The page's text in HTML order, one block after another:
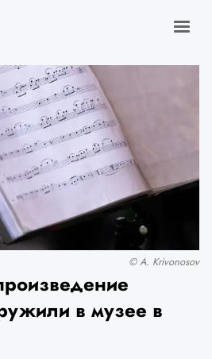
© A. Krivonosov
в музее в